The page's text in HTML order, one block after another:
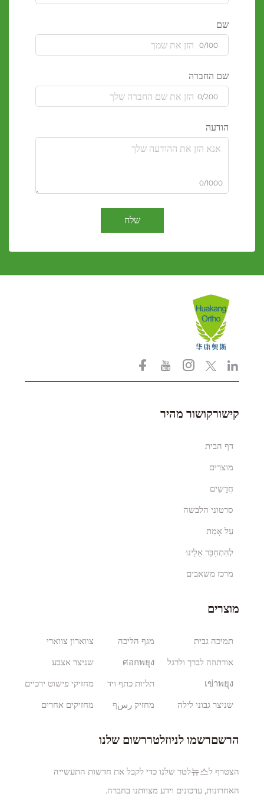
שם
0/100
שם החברה
0/200
הודעה
0/1000
שלח
קישורקושור מהיר
דף הבית
מוצרים
חֲדָשִים
סרטוני הלבשה
עַל אָמַת
לְהִתְחַבֵּר אֵלֵינוּ
מרכז משאבים
מוצרים
תמיכה גבית
אורתוזה לברך ולרגל
เข่าพยุง
שניצר גבוני לילה
מגף הליכה
ศอกพยุง
תליות כתף ויד
מחזיק رسף
צווארון צווארי
שניצר אצבע
מחזיקי פישוט ירכיים
מחזיקים אחרים
הרשםרשמו לניוזלטררשום שלנו
הצטרף ל뉴스לטר שלנו כדי לקבל את חדשות התעשייה
האחרונות, עדכונים וידע מצוותנו בחברה.